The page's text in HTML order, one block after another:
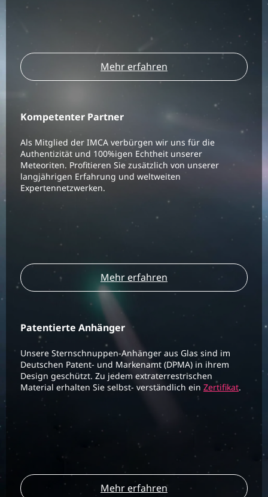
Mehr erfahren
Kompetenter Partner
Als Mitglied der IMCA verbürgen wir uns für die
Authentizität und 100%igen Echtheit unserer
Meteoriten. Profitieren Sie zusätzlich von unserer
langjährigen Erfahrung und weltweiten
Expertennetzwerken.
Mehr erfahren
Patentierte Anhänger
Unsere Sternschnuppen-Anhänger aus Glas sind im
Deutschen Patent- und Markenamt (DPMA) in ihrem
Design geschützt. Zu jedem extraterrestrischen
Material erhalten Sie selbst- verständlich ein Zertifikat.
Mehr erfahren